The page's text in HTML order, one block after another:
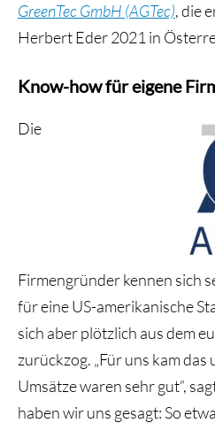
GreenTec GmbH (AGTec), die
Herbert Eder 2021 in
Know-how für eigene
Die
Firmengründer kennen sich
für eine US-amerikanische
sich aber plötzlich aus dem
zurückzog. „Für uns kam
Umsätze waren sehr gut“,
haben wir uns gesagt: So